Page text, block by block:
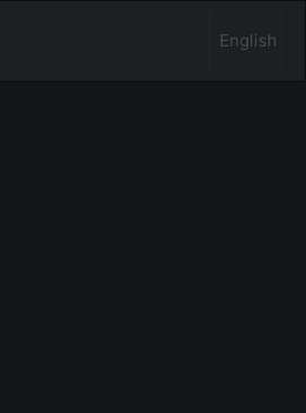
English